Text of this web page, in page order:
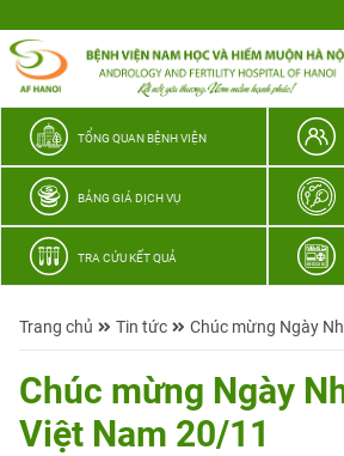
thương
Quân
TỔNG QUAN BỆNH VIỆN
BẢNG GIÁ DỊCH VỤ
TRA CỨU KẾT QUẢ
Trang chủ Tin tức Chúc mừng Ngày
Chúc mừng Ngày
Việt Nam 20/11